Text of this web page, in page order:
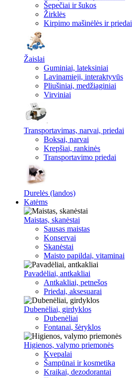
Šepečiai ir šukos
Žirklės
Kirpimo mašinėlės ir priedai
Žaislai
Guminiai, lateksiniai
Lavinamieji, interaktyvūs
Pliušiniai, medžiaginiai
Virviniai
Transportavimas, narvai, priedai
Boksai, narvai
Krepšiai, rankinės
Transportavimo priedai
Durelės (landos)
Katėms
Maistas, skanėstai
Sausas maistas
Konservai
Skanėstai
Maisto papildai, vitaminai
Pavadėliai, antkakliai
Antkakliai, petnešos
Priedai, aksesuarai
Dubenėliai, girdyklos
Dubenėliai
Fontanai, šėryklos
Higienos, valymo priemonės
Kvepalai
Šampūnai ir kosmetika
Kraikai, dezodorantai